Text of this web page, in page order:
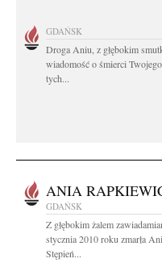
GDAŃSK
Droga Aniu, z głębokim
wiadomość o śmierci
tych...
ANIA
GDAŃSK
Z głębokim żalem
stycznia 2010 roku zmarła
Stępień...